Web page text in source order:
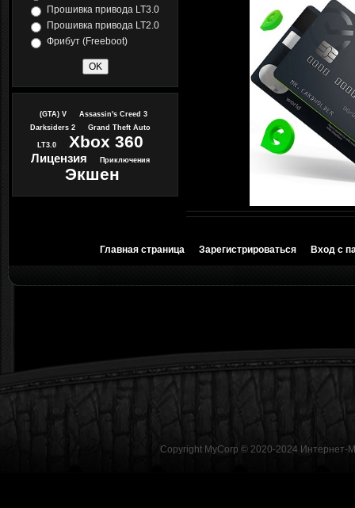
Прошивка привода LT3.0
Прошивка привода LT2.0
Фрибут (Freeboot)
(GTA) V
Assassin's Creed 3
Darksiders 2
Grand Theft Auto
LT3.0 Xbox 360
Лицензия Приключения
Экшен
Главная страница Зарегистрироваться Вход с
Copyright MyCorp © 2020-2024 Интернет-